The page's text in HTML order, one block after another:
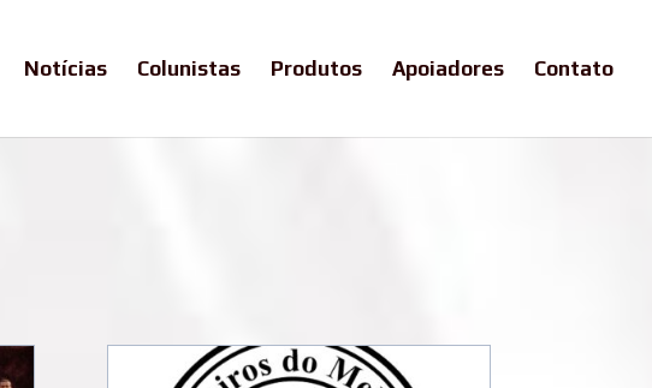
Notícias Colunistas Produtos Apoiadores Contato